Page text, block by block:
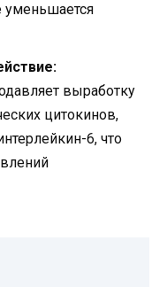
уменьшается
выработку
цитокинов,
6, что